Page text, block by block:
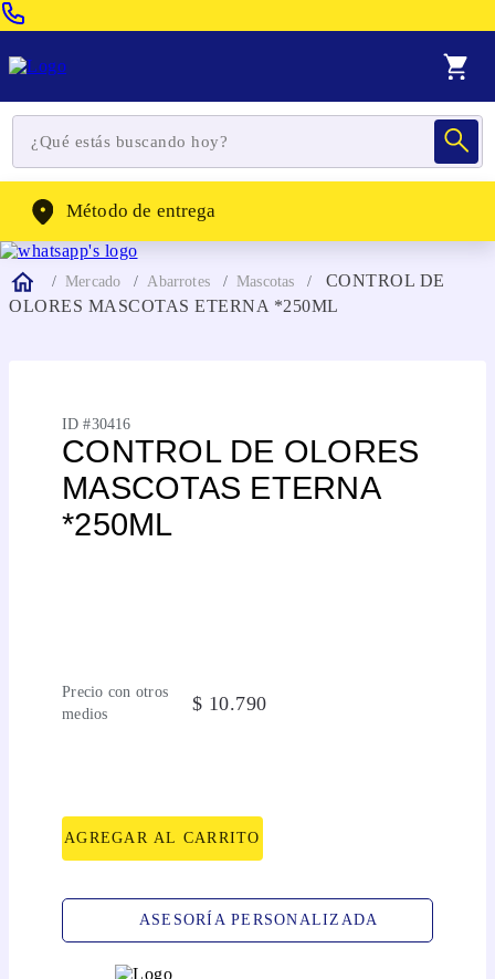
WhatsApp: (302) 262-4104
Método de entrega
Mercado Abarrotes Mascotas
CONTROL DE
OLORES MASCOTAS ETERNA *250ML
ID #30416
CONTROL DE OLORES
MASCOTAS ETERNA
*250ML
Precio con otros
medios
$ 10.790
AGREGAR AL CARRITO
ASESORÍA PERSONALIZADA